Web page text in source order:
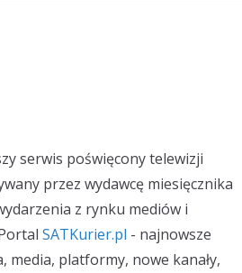
serwis poświęcony telewizji
przez wydawcę miesięcznika
z rynku mediów i
SATKurier.pl - najnowsze
media, platformy, nowe kanały,